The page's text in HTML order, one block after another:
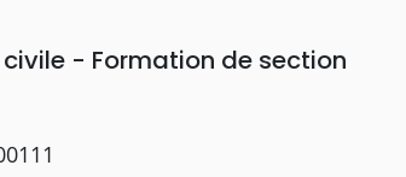
- Formation de section